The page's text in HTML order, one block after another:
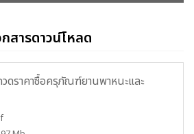
กสารดาวน์โหลด
วดราคาซื้อครุภัณฑ์ยานพาหนะและ